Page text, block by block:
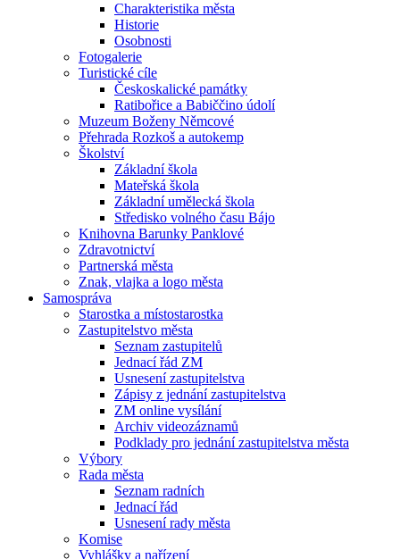
Charakteristika města
Historie
Osobnosti
Fotogalerie
Turistické cíle
Českoskalické památky
Ratibořice a Babiččino údolí
Muzeum Boženy Němcové
Přehrada Rozkoš a autokemp
Školství
Základní škola
Mateřská škola
Základní umělecká škola
Středisko volného času Bájo
Knihovna Barunky Panklové
Zdravotnictví
Partnerská města
Znak, vlajka a logo města
Samospráva
Starostka a místostarostka
Zastupitelstvo města
Seznam zastupitelů
Jednací řád ZM
Usnesení zastupitelstva
Zápisy z jednání zastupitelstva
ZM online vysílání
Archiv videozáznamů
Podklady pro jednání zastupitelstva města
Výbory
Rada města
Seznam radních
Jednací řád
Usnesení rady města
Komise
Vyhlášky a nařízení